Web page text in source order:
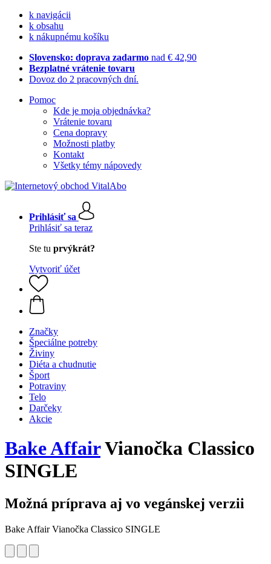
k navigácii
k obsahu
k nákupnému košíku
Slovensko: doprava zadarmo nad € 42,90
Bezplatné vrátenie tovaru
Dovoz do 2 pracovných dní.
Pomoc
Kde je moja objednávka?
Vrátenie tovaru
Cena dopravy
Možnosti platby
Kontakt
Všetky témy nápovedy
Prihlásiť sa
Prihlásiť sa teraz
Ste tu prvýkrát?
Vytvoriť účet
Značky
Špeciálne potreby
Živiny
Diéta a chudnutie
Šport
Potraviny
Telo
Darčeky
Akcie
Bake AffairVianočka Classico
SINGLE
Možná príprava aj vo vegánskej verzii
Bake Affair Vianočka Classico SINGLE